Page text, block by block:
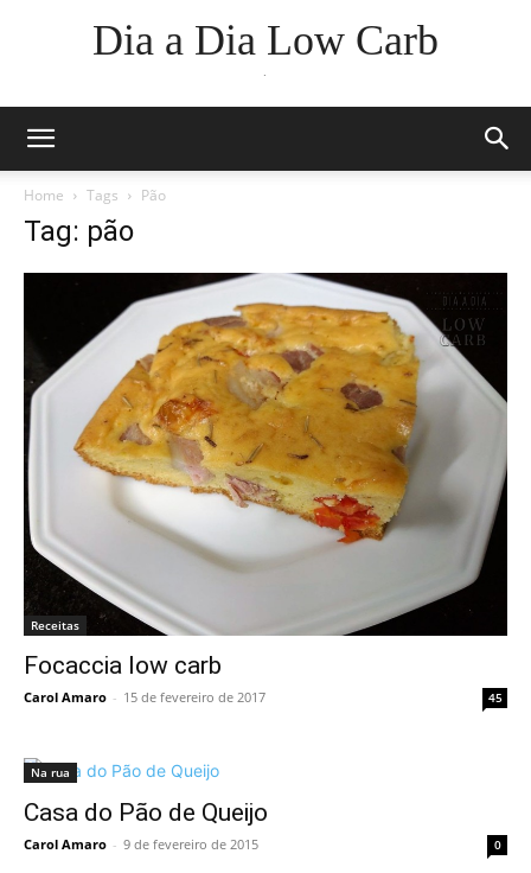
Dia a Dia Low Carb
Home Tags Pão
Tag: pão
Receitas
Focaccia low carb
Carol Amaro - 15 de fevereiro de 2017 45
Na rua
Casa do Pão de Queijo
Carol Amaro - 9 de fevereiro de 2015 0